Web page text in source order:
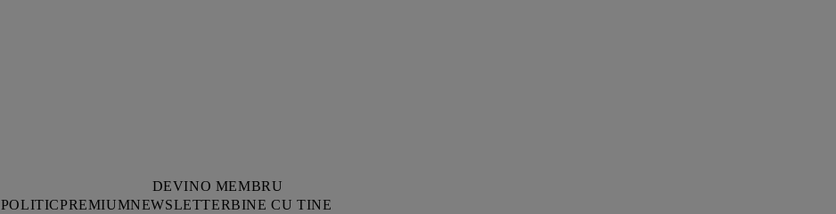
DEVINO MEMBRU
POLITICPREMIUMNEWSLETTERBINE CU TINE